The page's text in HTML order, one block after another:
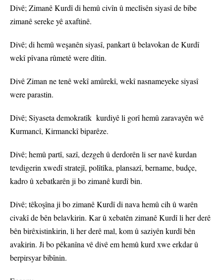
Divê; Zimanê Kurdî di hemû civîn û meclîsên siyasî de bibe
zimanê sereke yê axaftinê.
Divê; di hemû weşanên siyasî, pankart û belavokan de Kurdî
wekî pîvana rûmetê were dîtin.
Divê Ziman ne tenê wekî amûrekî, wekî nasnameyeke siyasî
were parastin.
Divê; Siyaseta demokratîk kurdiyê li gorî hemû zaravayên wê
Kurmancî, Kirmanckî biparêze.
Divê; hemû partî, sazî, dezgeh û derdorên li ser navê kurdan
tevdigerin xwedî stratejî, polîtîka, plansazî, bername, budçe,
kadro û xebatkarên ji bo zimanê kurdî bin.
Divê; têkoşîna ji bo zimanê Kurdî di nava hemû cih û warên
civakî de bên belavkirin. Kar û xebatên zimanê Kurdî li her derê
bên birêxistinkirin, li her derê mal, kom û saziyên kurdî bên
avakirin. Ji bo pêkanîna vê divê em hemû kurd xwe erkdar û
berpirsyar bibînin.